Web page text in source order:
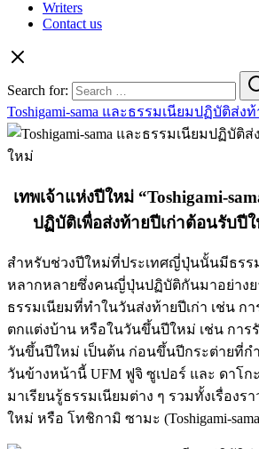
Writers
Contact us
Search for:
Toshigami-sama และธรรมเนียมปฏิบัติส่ง
เทพเจ้าแห่งปีใหม่ “Toshigami-
ปฏิบัติเพื่อส่งท้ายปีเก่าต้อนรับ
สำหรับช่วงปีใหม่ที่ประเทศญี่ปุ่นนั้นมีธรร
หลากหลายซึ่งคนญี่ปุ่นปฏิบัติกันมาอย่างย
ธรรมเนียมที่ทำในวันส่งท้ายปีเก่า เช่น ก
ตกแต่งบ้าน หรือในวันขึ้นปีใหม่ เช่น การ
วันขึ้นปีใหม่ เป็นต้น ก่อนขึ้นปีกระต่ายที่ก
วันข้างหน้านี้ UFM ฟูจิ ซูเปอร์ และ ดาโก
มาเรียนรู้ธรรมเนียมต่าง ๆ รวมทั้งเรื่องร
ใหม่ หรือ โทชิกามิ ซามะ (Toshigami-